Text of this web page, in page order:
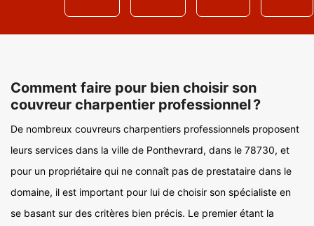
Comment faire pour bien choisir son
couvreur charpentier professionnel ?
De nombreux couvreurs charpentiers professionnels proposent
leurs services dans la ville de Ponthevrard, dans le 78730, et
pour un propriétaire qui ne connaît pas de prestataire dans le
domaine, il est important pour lui de choisir son spécialiste en
se basant sur des critères bien précis. Le premier étant la